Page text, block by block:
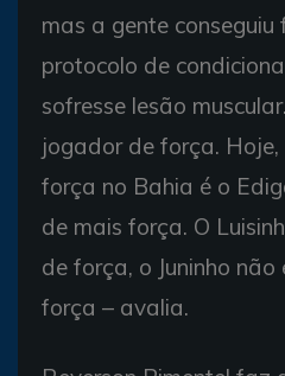
mas a gente
protocolo de
sofresse lesão
jogador de força.
força no Bahia é o
de mais força. O
de força, o Juninho
força – avalia.